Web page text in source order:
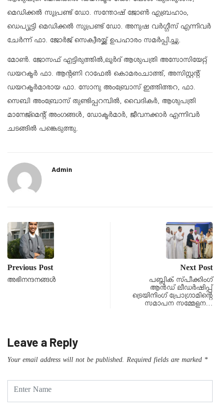
മെഡിക്കൽ സൂപ്രണ്ട് ഡോ. സന്തോഷ് ജോൺ എബ്രഹാം,
ഡെപ്യൂട്ടി മെഡിക്കൽ സൂപ്രണ്ട് ഡോ. അനുഷ വർഗ്ഗീസ് എന്നിവർ
ചേർന്ന് ഫാ. ജോർജ് സെക്വീരയ്ക്ക് ഉപഹാരം സമർപ്പിച്ചു.
മോൺ. ജോസഫ് എട്ടിരുത്തിൽ,ലൂർദ് ആശുപത്രി അസോസിയേറ്റ്
ഡയറക്ടർ ഫാ. ആന്റണി റാഫേൽ കൊമരംചാത്ത്, അസിസ്റ്റന്റ്
ഡയറക്ടർമാരായ ഫാ. സോനു അംബ്രോസ് ഇത്തിത്തറ, ഫാ.
സെബി അംബ്രോസ് തുണ്ടിപ്പറമ്പിൽ, വൈദികർ, ആശുപത്രി
മാനേജ്മെന്റ് അംഗങ്ങൾ, ഡോക്ടർമാർ, ജീവനക്കാർ എന്നിവർ
ചടങ്ങിൽ പങ്കെടുത്തു.
Admin
Previous Post
അഭിനന്ദനങ്ങൾ
Next Post
പബ്ലിക് സ്പീക്കിംഗ്
ആൻഡ് ലീഡർഷിപ്പ്
ട്രെയിനിംഗ് പ്രോഗ്രാമിന്റെ
സമാപന സമ്മേളന…
Leave a Reply
Your email address will not be published. Required fields are marked *